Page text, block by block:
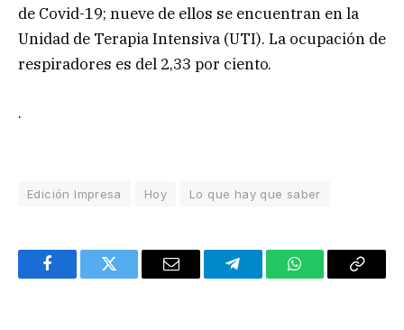
de Covid-19; nueve de ellos se encuentran en la
Unidad de Terapia Intensiva (UTI). La ocupación de
respiradores es del 2,33 por ciento.
.
Edición Impresa Hoy Lo que hay que saber
FacebookTwitter Email TelegramWhatsAppCopy